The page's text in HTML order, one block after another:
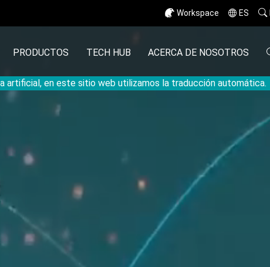
Workspace ES
artificial, en este sitio web utilizamos la traducción automática.
PRODUCTOS TECH HUB ACERCA DE NOSOTROS